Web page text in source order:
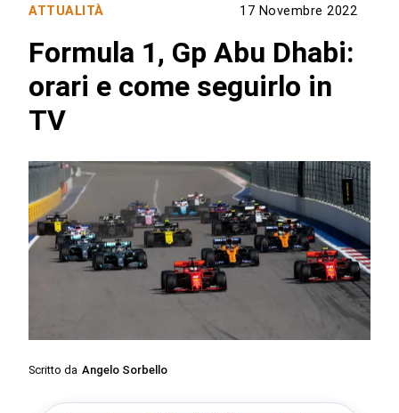
ATTUALITÀ 17 Novembre 2022
Formula 1, Gp Abu Dhabi:
orari e come seguirlo in
TV
Scritto da Angelo Sorbello